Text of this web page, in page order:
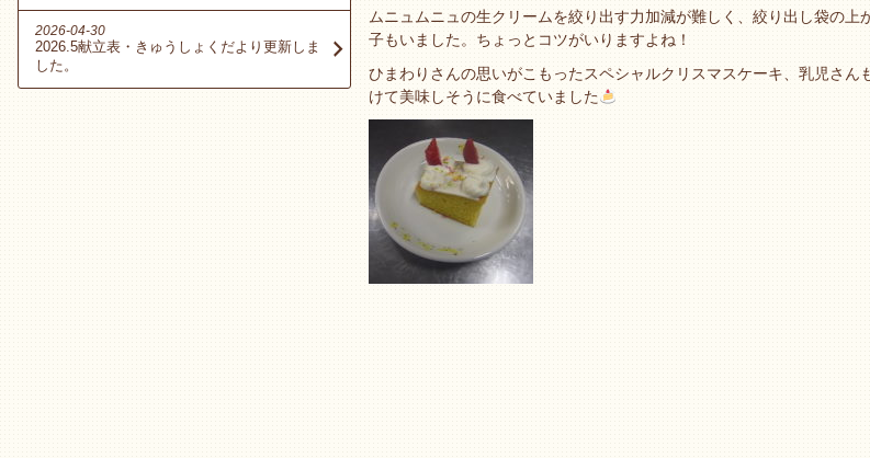
ムニュムニュの生クリームを絞り出す力加減が難しく、絞り出し袋の上
子もいました。ちょっとコツがいりますよね！
ひまわりさんの思いがこもったスペシャルクリスマスケーキ、乳児さん
けて美味しそうに食べていました
2026-04-30
2026.5献立表・きゅうしょくだより更新しま
した。